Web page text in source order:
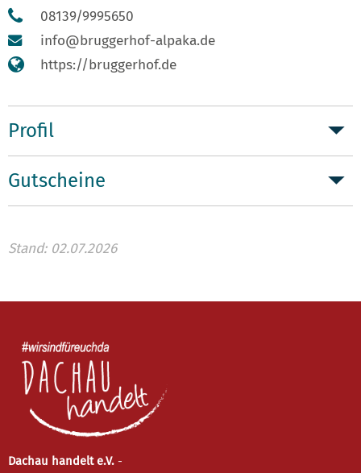
08139/9995650
info@bruggerhof-alpaka.de
https://bruggerhof.de
Profil
Gutscheine
Stand: 02.07.2026
Dachau handelt e.V. -